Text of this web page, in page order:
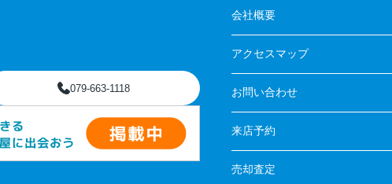
079-663-1118
会社概要
アクセスマップ
お問い合わせ
来店予約
売却査定